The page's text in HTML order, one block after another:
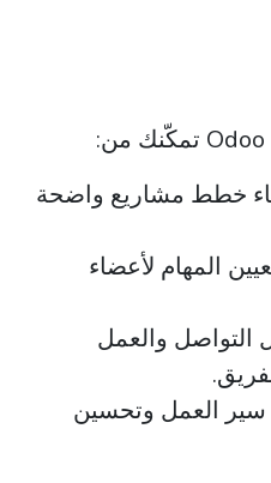
خطط مشاريع واضحة
المهام لأعضاء
التواصل والعمل
العمل وتحسين